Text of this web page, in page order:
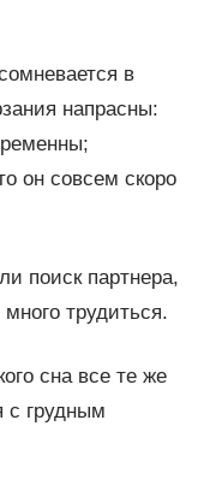
в
напрасны:
он совсем скоро
поиск партнера,
трудиться.
сна все те же
с грудным